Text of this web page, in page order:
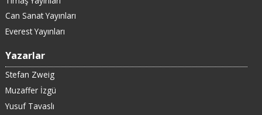
Can Sanat Yayınları
Everest Yayınları
Yazarlar
Stefan Zweig
Muzaffer İzgü
Yusuf Tavaslı